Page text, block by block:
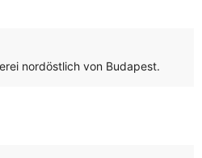
nordöstlich von Budapest.